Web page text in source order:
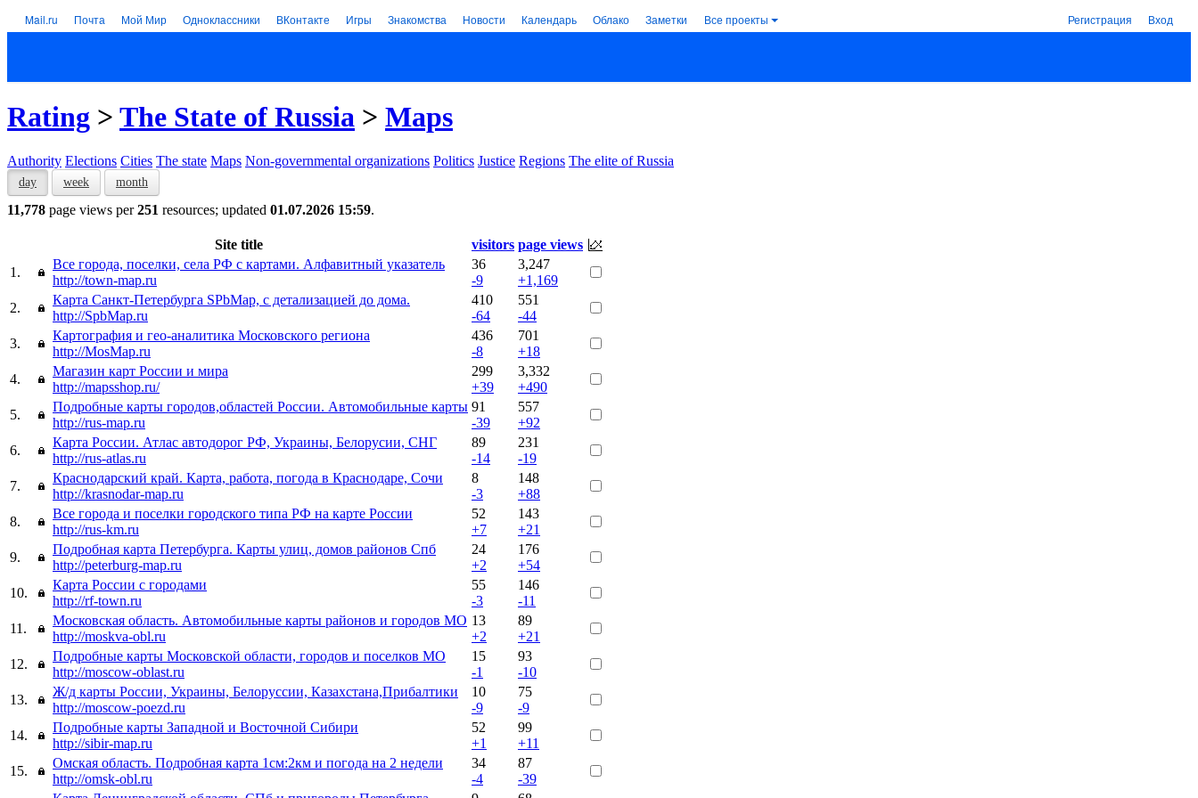
Mail.ru Почта Мой Мир Одноклассники ВКонтакте Игры Знакомства Новости Календарь Облако Заметки Все проекты Регистрация Вход
Rating > The State of Russia > Maps
Authority Elections Cities The state Maps Non-governmental organizations Politics Justice Regions The elite of Russia
day week month
11,778 page views per251 resources; updated 01.07.2026 15:59.
Site title visitors page views
1.
Все города, поселки, села РФ с картами. Алфавитный указатель
http://town-map.ru
36
-9
3,247
+1,169
2.
Карта Санкт-Петербурга SPbMap, с детализацией до дома.
http://SpbMap.ru
410
-64
551
-44
3.
Картография и гео-аналитика Московского региона
http://MosMap.ru
436
-8
701
+18
4.
Магазин карт России и мира
http://mapsshop.ru/
299
+39
3,332
+490
5.
Подробные карты городов,областей России. Автомобильные карты
http://rus-map.ru
91
-39
557
+92
6.
Карта России. Атлас автодорог РФ, Украины, Белорусии, СНГ
http://rus-atlas.ru
89
-14
231
-19
7.
Краснодарский край. Карта, работа, погода в Краснодаре, Сочи
http://krasnodar-map.ru
8
-3
148
+88
8.
Все города и поселки городского типа РФ на карте России
http://rus-km.ru
52
+7
143
+21
9.
Подробная карта Петербурга. Карты улиц, домов районов Спб
http://peterburg-map.ru
24
+2
176
+54
10.
Карта России с городами
http://rf-town.ru
55
-3
146
-11
11.
Московская область. Автомобильные карты районов и городов МО
http://moskva-obl.ru
13
+2
89
+21
12.
Подробные карты Московской области, городов и поселков МО
http://moscow-oblast.ru
15
-1
93
-10
13.
Ж/д карты России, Украины, Белоруссии, Казахстана,Прибалтики
http://moscow-poezd.ru
10
-9
75
-9
14.
Подробные карты Западной и Восточной Сибири
http://sibir-map.ru
52
+1
99
+11
15.
Омская область. Подробная карта 1см:2км и погода на 2 недели
http://omsk-obl.ru
34
-4
87
-39